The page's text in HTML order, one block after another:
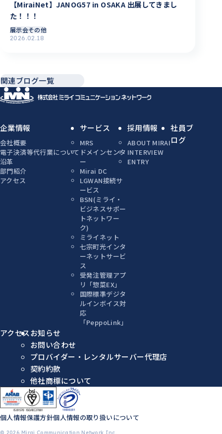
【MiraiNet】JANOG57 in OSAKA 出展してきまし
た！！！
展示会その他
2026.02.18
関連ブログ一覧
企業情報
会社概要
電子決済等代行業について
沿革
部門紹介
アクセス
サービス
MRS
ドメインセンタ
ー
Mirai DC
LGWAN接続サ
ービス
BSN(ミライ・
ビジネスサポー
トネットワー
ク)
ミライネット
七宗町光インタ
ーネットサービ
ス
受発注管理アプ
リ「惣菜EX」
国際標準デジタ
ルインボイス対
応
「PeppoLink」
採用情報
ABOUT MIRAI
INTERVIEW
ENTRY
社員ブ
ログ
アクセスお知らせ
お問い合わせ
プロバイダー・レンタルサーバー代理店
契約約款
他社商標について
個人情報保護方針個人情報の取り扱いについて
© 2026 Mirai Communication Network Inc.